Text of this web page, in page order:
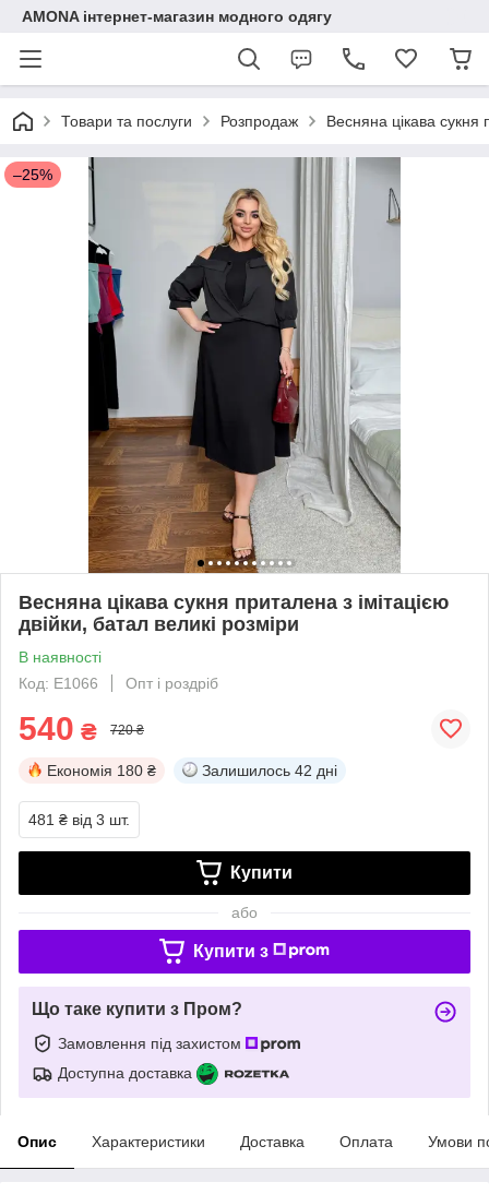
AMONA інтернет-магазин модного одягу
Товари та послуги Розпродаж Весняна цікава сукня
–25%
Весняна цікава сукня приталена з імітацією
двійки, батал великі розміри
В наявності
Код: Е1066
Опт і роздріб
540 ₴ 720 ₴
Економія 180 ₴ Залишилось 42 дні
481 ₴ від 3 шт.
Купити
або
Купити з
Що таке купити з Пром?
Замовлення під захистом
Доступна доставка
Опис Характеристики Доставка Оплата Умови